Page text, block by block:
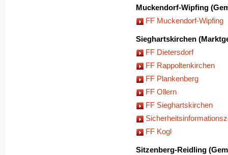
Muckendorf-Wipfing
FF Muckendorf-Wipfing
Sieghartskirchen
FF Dietersdorf
FF Rappoltenkirchen
FF Plankenberg
FF Ollern
FF Sieghartskirchen
FF Kogl
Sitzenberg-Reidling